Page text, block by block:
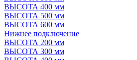
ВЫСОТА 400 мм
ВЫСОТА 500 мм
ВЫСОТА 600 мм
Нижнее подключение
ВЫСОТА 200 мм
ВЫСОТА 300 мм